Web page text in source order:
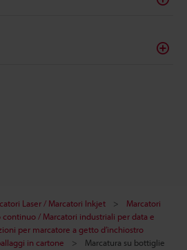
Laser / Marcatori Inkjet
Marcatori
/ Marcatori industriali per data e
per marcatore a getto d’inchiostro
in cartone
Marcatura su bottiglie